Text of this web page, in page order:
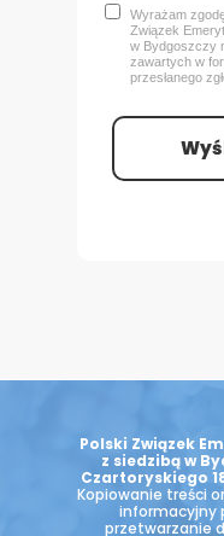
Wyrażam
Związek
w Bydgoszczy
zawartych w
przesłanego
Polski Związek
z siedzibą w
Czartoryskiego
Kopiowanie treści
informacyjny
przetwarzanie